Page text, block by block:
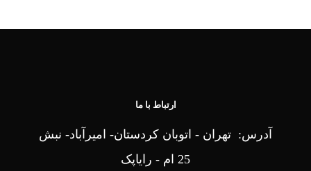
ارتباط با ما
آدرس: تهران - اتوبان کردستان- امیرآباد- نبش
25 ام - رایاپک